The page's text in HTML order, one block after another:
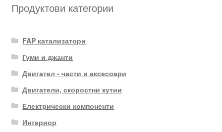
Продуктови категории
FAP катализатори
Гуми и джанти
Двигател - части и аксесоари
Двигатели, скоростни кутии
Електрически компоненти
Интериор